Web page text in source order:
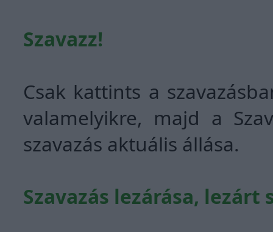
Szavazz!
Csak kattints a
valamelyikre, majd a
szavazás aktuális állása.
Szavazás lezárása, lezárt